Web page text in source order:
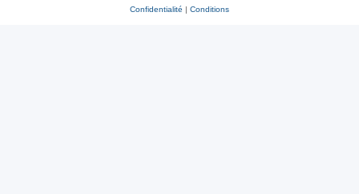
Confidentialité | Conditions